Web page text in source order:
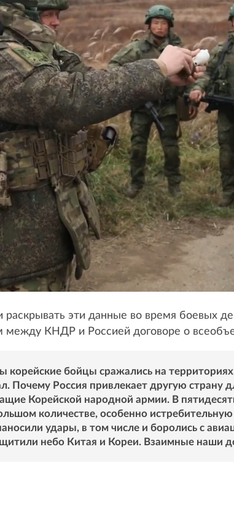
раскрывать эти данные во время боевых
между КНДР и Россией договоре о
корейские бойцы сражались на
Почему Россия привлекает другую страну
Корейской народной армии. В
количестве, особенно
удары, в том числе и боролись с
небо Китая и Кореи. Взаимные наши